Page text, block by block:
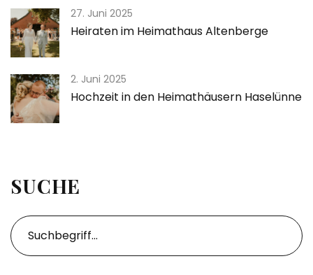
27. Juni 2025
Heiraten im Heimathaus Altenberge
2. Juni 2025
Hochzeit in den Heimathäusern Haselünne
SUCHE